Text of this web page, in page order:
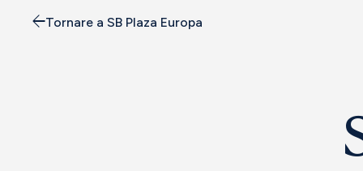
Tornare a SB Plaza Europa